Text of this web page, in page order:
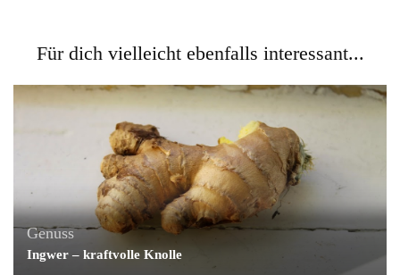
Für dich vielleicht ebenfalls interessant...
Genuss
Ingwer – kraftvolle Knolle